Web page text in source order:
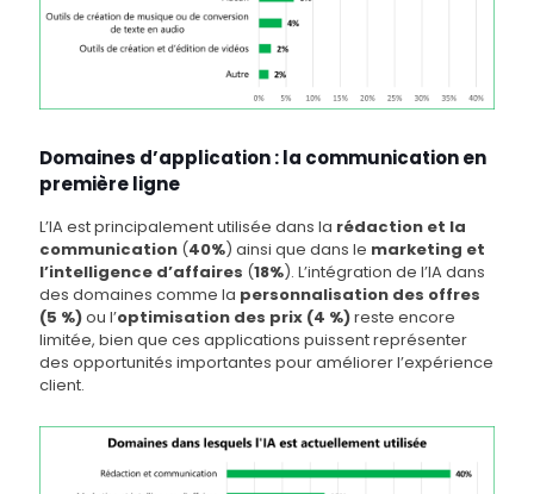
Domaines d’application : la communication en
première ligne
L’IA est principalement utilisée dans la rédaction et la
communication (40%) ainsi que dans le marketing et
l’intelligence d’affaires (18%). L’intégration de l’IA dans
des domaines comme la personnalisation des offres
(5 %)ou l’optimisation des prix (4 %)reste encore
limitée, bien que ces applications puissent représenter
des opportunités importantes pour améliorer l’expérience
client.